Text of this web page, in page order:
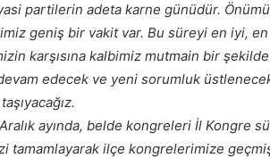
partilerin adeta karne günüdür.
geniş bir vakit var. Bu süreyi en iyi,
karşısına kalbimiz mutmain bir şekilde
edecek ve yeni sorumluk
ayında, belde kongreleri İl Kongre
tamamlayarak ilçe kongrelerimize